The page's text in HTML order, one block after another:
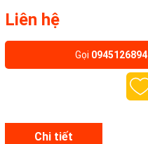
Liên hệ
Gọi 0945126894
Chi tiết